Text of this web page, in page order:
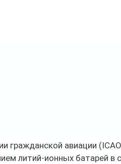
гражданской авиации
литий-ионных батарей в